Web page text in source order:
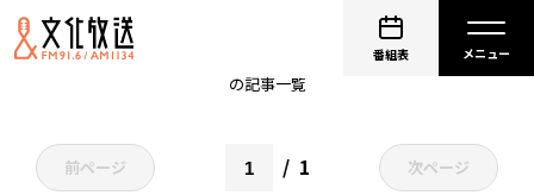
番組表
の記事一覧
前ページ 1 次ページ